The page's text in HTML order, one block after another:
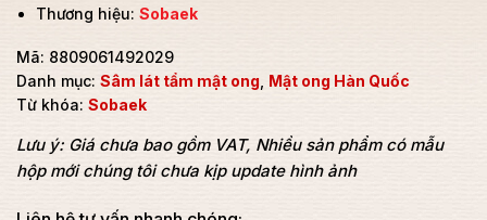
Thương hiệu:Sobaek
Mã: 8809061492029
Danh mục: Sâm lát tẩm mật ong Mật ong Hàn Quốc
Từ khóa: Sobaek
Lưu ý: Giá chưa bao gồm VAT, Nhiều sản phẩm có mẫu
hộp mới chúng tôi chưa kịp update hình ảnh